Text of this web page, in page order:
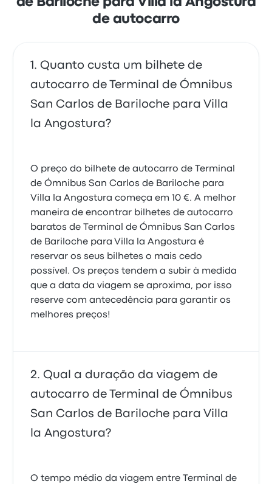
Albus Bariloche Villa la Angostura
avaliações recentes de clientes
4.0 de 5 estrelas
Roberto M.
de Bariloche para Villa la Angostura
de autocarro
Quanto custa um bilhete de
autocarro de Terminal de Ómnibus
San Carlos de Bariloche para Villa
la Angostura?
O preço do bilhete de autocarro de Terminal
de Ómnibus San Carlos de Bariloche para
Villa la Angostura começa em 10 €. A melhor
maneira de encontrar bilhetes de autocarro
baratos de Terminal de Ómnibus San Carlos
de Bariloche para Villa la Angostura é
reservar os seus bilhetes o mais cedo
possível. Os preços tendem a subir à medida
que a data da viagem se aproxima, por isso
reserve com antecedência para garantir os
melhores preços!
Qual a duração da viagem de
autocarro de Terminal de Ómnibus
San Carlos de Bariloche para Villa
la Angostura?
O tempo médio da viagem entre Terminal de